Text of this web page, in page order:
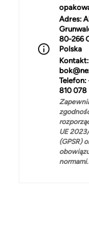
Adres:
80-266
Polska
Kontakt:
Telefon:
810 078
UE
(GPSR)
normami.